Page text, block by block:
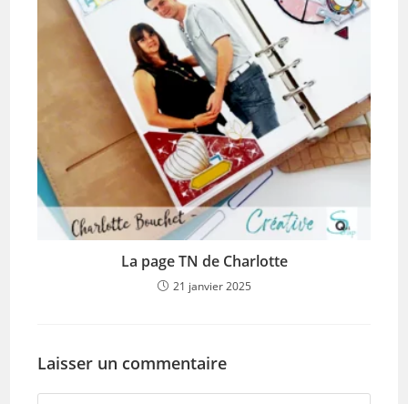
La page TN de Charlotte
21 janvier 2025
Laisser un commentaire